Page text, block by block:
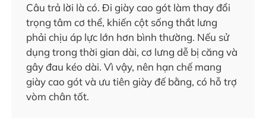
Câu trả lời là có. Đi giày cao gót làm thay đổi
trọng tâm cơ thể, khiến cột sống thắt lưng
phải chịu áp lực lớn hơn bình thường. Nếu sử
dụng trong thời gian dài, cơ lưng dễ bị căng và
gây đau kéo dài. Vì vậy, nên hạn chế mang
giày cao gót và ưu tiên giày đế bằng, có hỗ trợ
vòm chân tốt.